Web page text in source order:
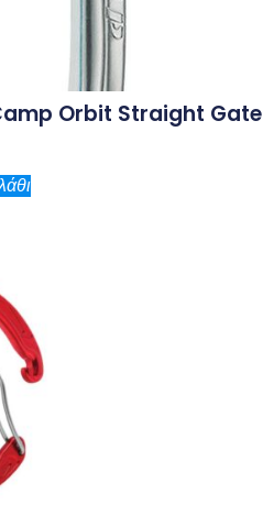
Orbit Straight Gate